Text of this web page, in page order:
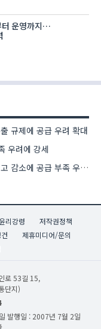
터 운영까지…
규제에 공급 우려 확대
우려에 강세
[비철금속 시황] 구리 2개월 만에 최고치…재고 감소에 공급 부족 우려 확대
리강령
저작권정책
제휴미디어/문의
로 53길 15,
단지)
발행일 : 2007년 7월 2일